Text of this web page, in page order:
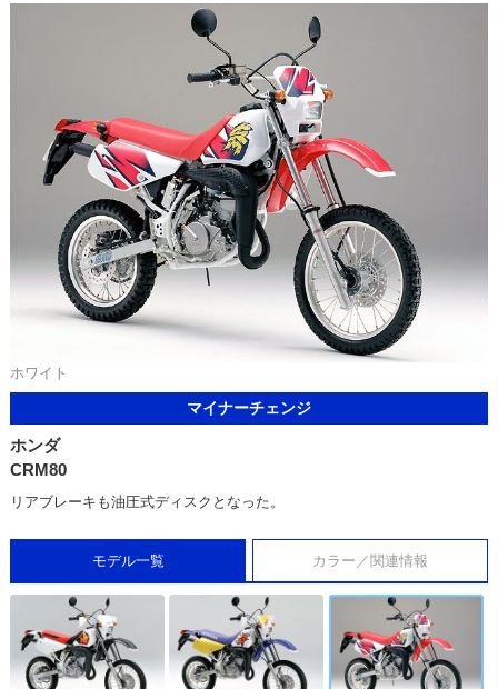
ホワイト
マイナーチェンジ
ホンダ
CRM80
リアブレーキも油圧式ディスクとなった。
モデル一覧 カラー／関連情報